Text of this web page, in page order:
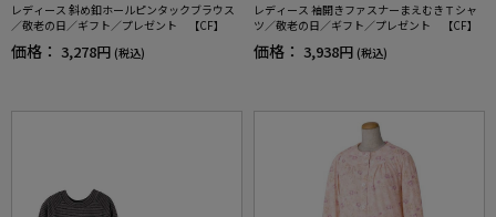
レディース 斜め釦ホールピンタックブラウス
／敬老の日／ギフト／プレゼント 【CF】
価格： 3,278円 (税込)
レディース 袖開きファスナーまえむきＴシャ
ツ／敬老の日／ギフト／プレゼント 【CF】
価格： 3,938円 (税込)